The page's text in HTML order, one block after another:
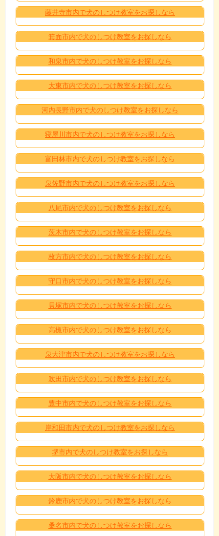
藤井寺市内で犬のしつけ教室をお探しなら
箕面市内で犬のしつけ教室をお探しなら
和泉市内で犬のしつけ教室をお探しなら
大東市内で犬のしつけ教室をお探しなら
河内長野市内で犬のしつけ教室をお探しなら
寝屋川市内で犬のしつけ教室をお探しなら
富田林市内で犬のしつけ教室をお探しなら
泉佐野市内で犬のしつけ教室をお探しなら
八尾市内で犬のしつけ教室をお探しなら
茨木市内で犬のしつけ教室をお探しなら
枚方市内で犬のしつけ教室をお探しなら
守口市内で犬のしつけ教室をお探しなら
貝塚市内で犬のしつけ教室をお探しなら
高槻市内で犬のしつけ教室をお探しなら
泉大津市内で犬のしつけ教室をお探しなら
吹田市内で犬のしつけ教室をお探しなら
豊中市内で犬のしつけ教室をお探しなら
岸和田市内で犬のしつけ教室をお探しなら
堺市内で犬のしつけ教室をお探しなら
大阪市内で犬のしつけ教室をお探しなら
鈴鹿市内で犬のしつけ教室をお探しなら
桑名市内で犬のしつけ教室をお探しなら